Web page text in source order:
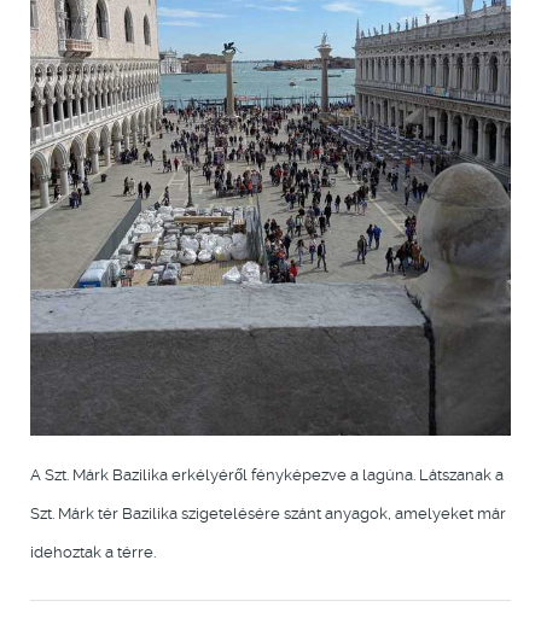
A Szt. Márk Bazilika erkélyéről fényképezve a lagúna. Látszanak a
Szt. Márk tér Bazilika szigetelésére szánt anyagok, amelyeket már
idehoztak a térre.